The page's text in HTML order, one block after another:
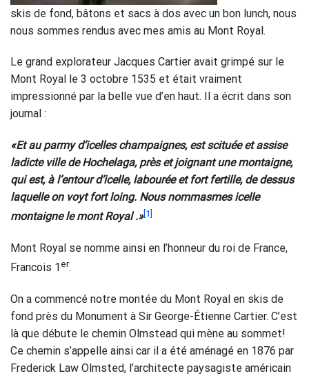
skis de fond, bâtons et sacs à dos avec un bon lunch, nous
nous sommes rendus avec mes amis au Mont Royal.
Le grand explorateur Jacques Cartier avait grimpé sur le
Mont Royal le 3 octobre 1535 et était vraiment
impressionné par la belle vue d’en haut. Il a écrit dans son
journal :
«Et au parmy d’icelles champaignes, est scituée et assise
ladicte ville de Hochelaga, près et joignant une montaigne,
qui est, à l’entour d’icelle, labourée et fort fertille, de dessus
laquelle on voyt fort loing. Nous nommasmes icelle
montaigne le mont Royal .»[1]
Mont Royal se nomme ainsi en l’honneur du roi de France,
Francois 1 er.
On a commencé notre montée du Mont Royal en skis de
fond près du Monument à Sir George-Étienne Cartier. C’est
là que débute le chemin Olmstead qui mène au sommet!
Ce chemin s’appelle ainsi car il a été aménagé en 1876 par
Frederick Law Olmsted, l’architecte paysagiste américain